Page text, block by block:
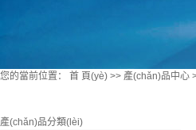
您的當前位置： 首 頁(yè) >> 產(chǎn)品中心
產(chǎn)品分類(lèi)